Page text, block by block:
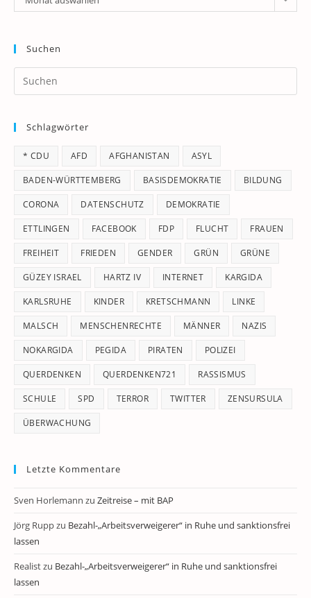
Suchen
Schlagwörter
* CDU AFD AFGHANISTAN ASYL
BADEN-WÜRTTEMBERG BASISDEMOKRATIE BILDUNG
CORONA DATENSCHUTZ DEMOKRATIE
ETTLINGEN FACEBOOK FDP FLUCHT FRAUEN
FREIHEIT FRIEDEN GENDER GRÜN GRÜNE
GÜZEY ISRAEL HARTZ IV INTERNET KARGIDA
KARLSRUHE KINDER KRETSCHMANN LINKE
MALSCH MENSCHENRECHTE MÄNNER NAZIS
NOKARGIDA PEGIDA PIRATEN POLIZEI
QUERDENKEN QUERDENKEN721 RASSISMUS
SCHULE SPD TERROR TWITTER ZENSURSULA
ÜBERWACHUNG
Letzte Kommentare
Sven Horlemann zu Zeitreise – mit BAP
Jörg Ruppzu Bezahl-„Arbeitsverweigerer“ in Ruhe und sanktionsfrei
lassen
Realistzu Bezahl-„Arbeitsverweigerer“ in Ruhe und sanktionsfrei
lassen